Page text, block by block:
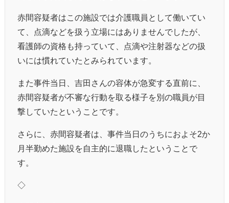
赤間容疑者はこの施設では介護職員として働いてい
て、点滴などを扱う立場にはありませんでしたが、
看護師の資格も持っていて、点滴や注射器などの扱
いには慣れていたとみられています。
また事件当日、吉田さんの容体が急変する直前に、
赤間容疑者が不審な行動を取る様子を別の職員が目
撃していたということです。
さらに、赤間容疑者は、事件当日のうちにおよそ2か
月半勤めた施設を自主的に退職したということで
す。
◇